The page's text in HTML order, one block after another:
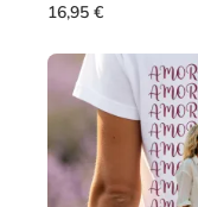
16,95 €